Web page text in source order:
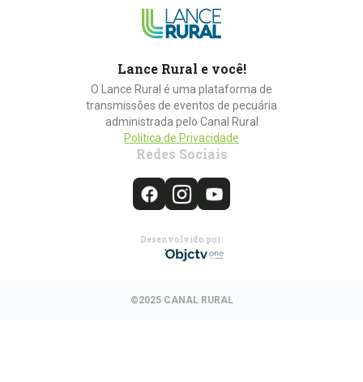
Lance Rural e você!
O Lance Rural é uma plataforma de
transmissões de eventos de pecuária
administrada pelo Canal Rural
Política de Privacidade
Redes Sociais
Desenvolvido por:
©2025 CANAL RURAL